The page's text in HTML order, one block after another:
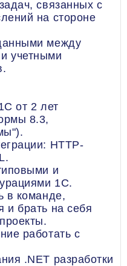
связанных с
на стороне
между
учетными
от 2 лет
8.3,
HTTP-
и
1С.
в команде,
и брать на себя
работать с
.NET разработки